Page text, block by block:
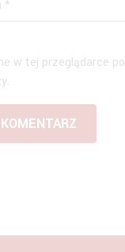
w tej przeglądarce